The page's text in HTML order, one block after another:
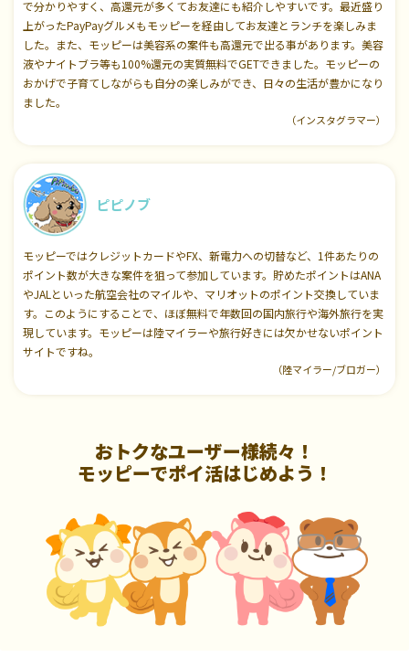
で分かりやすく、高還元が多くてお友達にも紹介しやすいです。最近盛り
上がったPayPayグルメもモッピーを経由してお友達とランチを楽しみま
した。また、モッピーは美容系の案件も高還元で出る事があります。美容
液やナイトブラ等も100%還元の実質無料でGETできました。モッピーの
おかげで子育てしながらも自分の楽しみができ、日々の生活が豊かになり
ました。
（インスタグラマー）
ピピノブ
モッピーではクレジットカードやFX、新電力への切替など、1件あたりの
ポイント数が大きな案件を狙って参加しています。貯めたポイントはANA
やJALといった航空会社のマイルや、マリオットのポイント交換していま
す。このようにすることで、ほぼ無料で年数回の国内旅行や海外旅行を実
現しています。モッピーは陸マイラーや旅行好きには欠かせないポイント
サイトですね。
（陸マイラー/ブロガー）
おトクなユーザー様続々！
モッピーでポイ活はじめよう！